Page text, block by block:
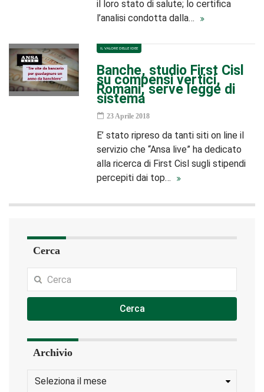
il loro stato di salute; lo certifica
l’analisi condotta dalla…
IL VALORE DELLE IDEE
Banche, studio First Cisl
su compensi vertici,
Romani, serve legge di
sistema
23 Aprile 2018
E’ stato ripreso da tanti siti on line il
servizio che “Ansa live” ha dedicato
alla ricerca di First Cisl sugli stipendi
percepiti dai top…
Cerca
Cerca
Archivio